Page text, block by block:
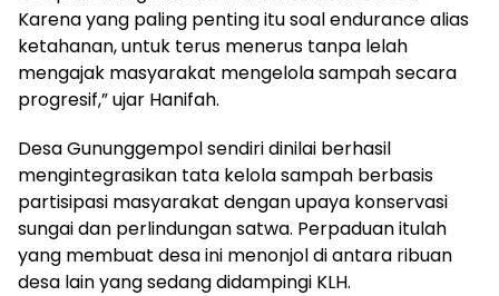
Karena yang paling penting itu soal endurance alias
ketahanan, untuk terus menerus tanpa lelah
mengajak masyarakat mengelola sampah secara
progresif,” ujar Hanifah.
Desa Gununggempol sendiri dinilai berhasil
mengintegrasikan tata kelola sampah berbasis
partisipasi masyarakat dengan upaya konservasi
sungai dan perlindungan satwa. Perpaduan itulah
yang membuat desa ini menonjol di antara ribuan
desa lain yang sedang didampingi KLH.